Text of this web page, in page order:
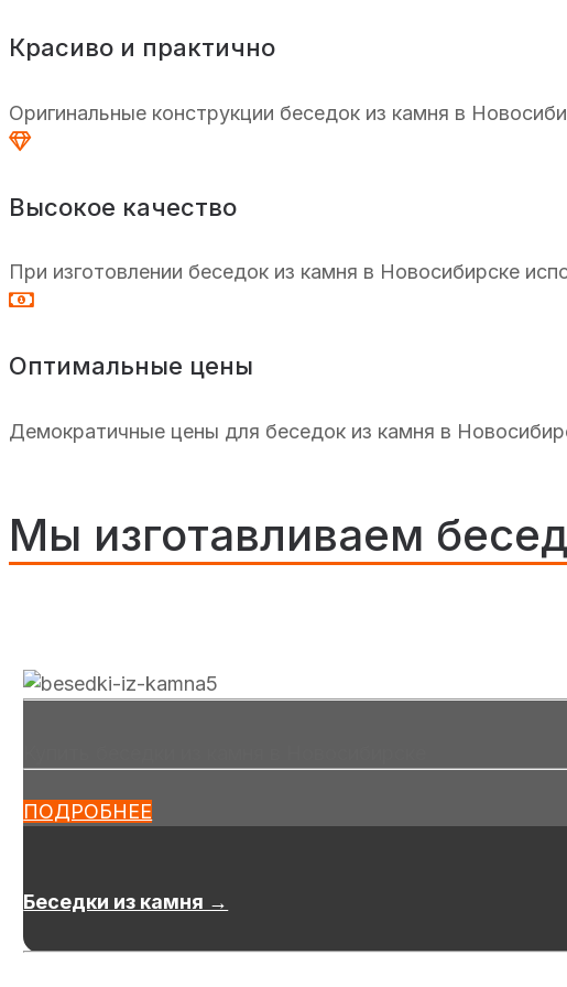
Красиво и практично
Оригинальные конструкции беседок из камня в
Высокое качество
При изготовлении беседок из камня в Новосибирске
Оптимальные цены
Демократичные цены для беседок из камня в
Мы изготавливаем
ПОДРОБНЕЕ
Беседки из камня →